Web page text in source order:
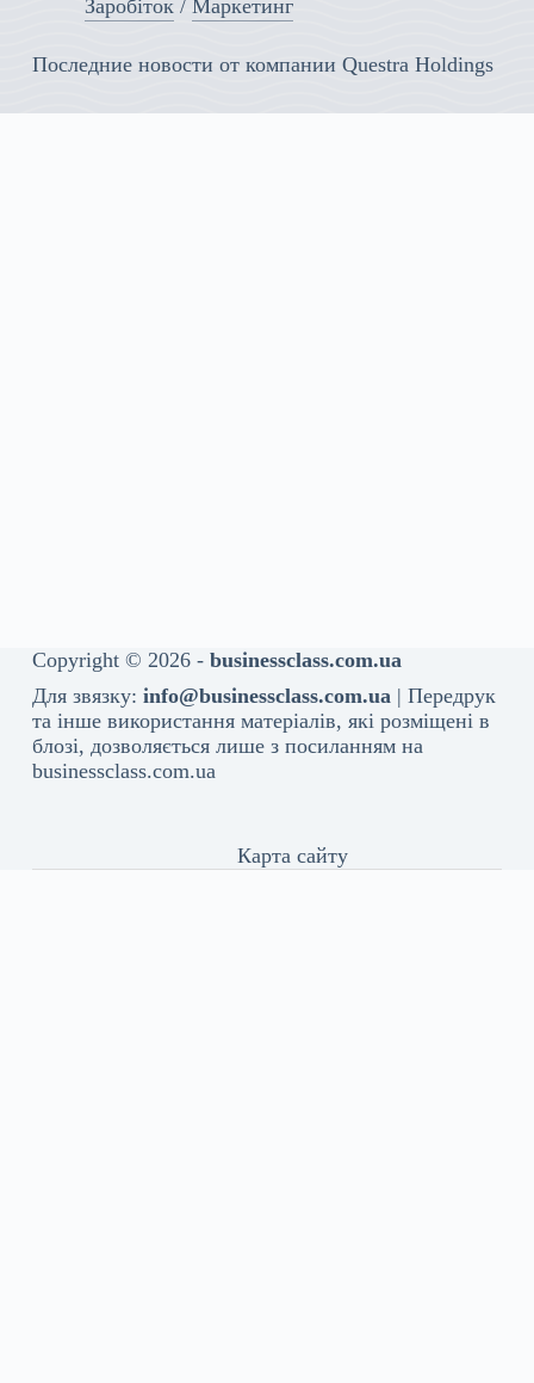
Заробіток/ Маркетинг
Последние новости от компании Questra Holdings
Copyright © 2026 - businessclass.com.ua
Для звязку: info@businessclass.com.ua| Передрук
та інше використання матеріалів, які розміщені в
блозі, дозволяється лише з посиланням на
businessclass.com.ua
Карта сайту